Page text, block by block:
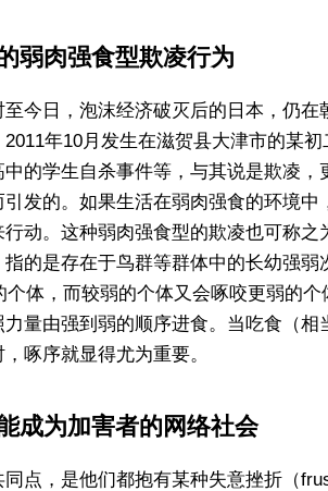
弱肉强食型欺凌行为
今日，泡沫经济破灭后的日本，仍
年10月发生在滋贺县大津市的某
中的学生自杀事件等，与其说是欺凌
发的。如果生活在弱肉强食的环境
动。这种弱肉强食型的欺凌也可称之
的是存在于鸟群等群体中的长幼强
个体，而较弱的个体又会啄咬更弱的
量由强到弱的顺序进食。当吃食（
啄序就显得尤为重要。
成为加害者的网络社会
点，是他们都抱有某种失意挫折（